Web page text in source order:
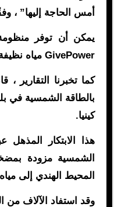
أمس الحاجة إليها” ،
يمكن أن توفر
GivePower مياه نظيفة لـ 35000 شخص يوميًا.
كما تخبرنا التقارير
بالطاقة الشمسية في
كينيا.
هذا الابتكار
الشمسية مزودة
المحيط الهندي إلى
وقد استفاد الآلاف من